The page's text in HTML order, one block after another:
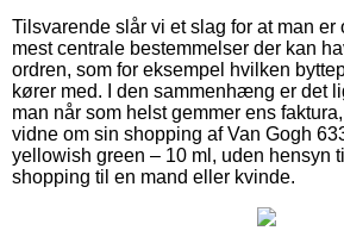
Tilsvarende slår vi et slag for at man
mest centrale bestemmelser der kan
ordren, som for eksempel hvilken
kører med. I den sammenhæng er det
man når som helst gemmer ens
vidne om sin shopping af Van Gogh
yellowish green – 10 ml, uden hensyn
shopping til en mand eller kvinde.